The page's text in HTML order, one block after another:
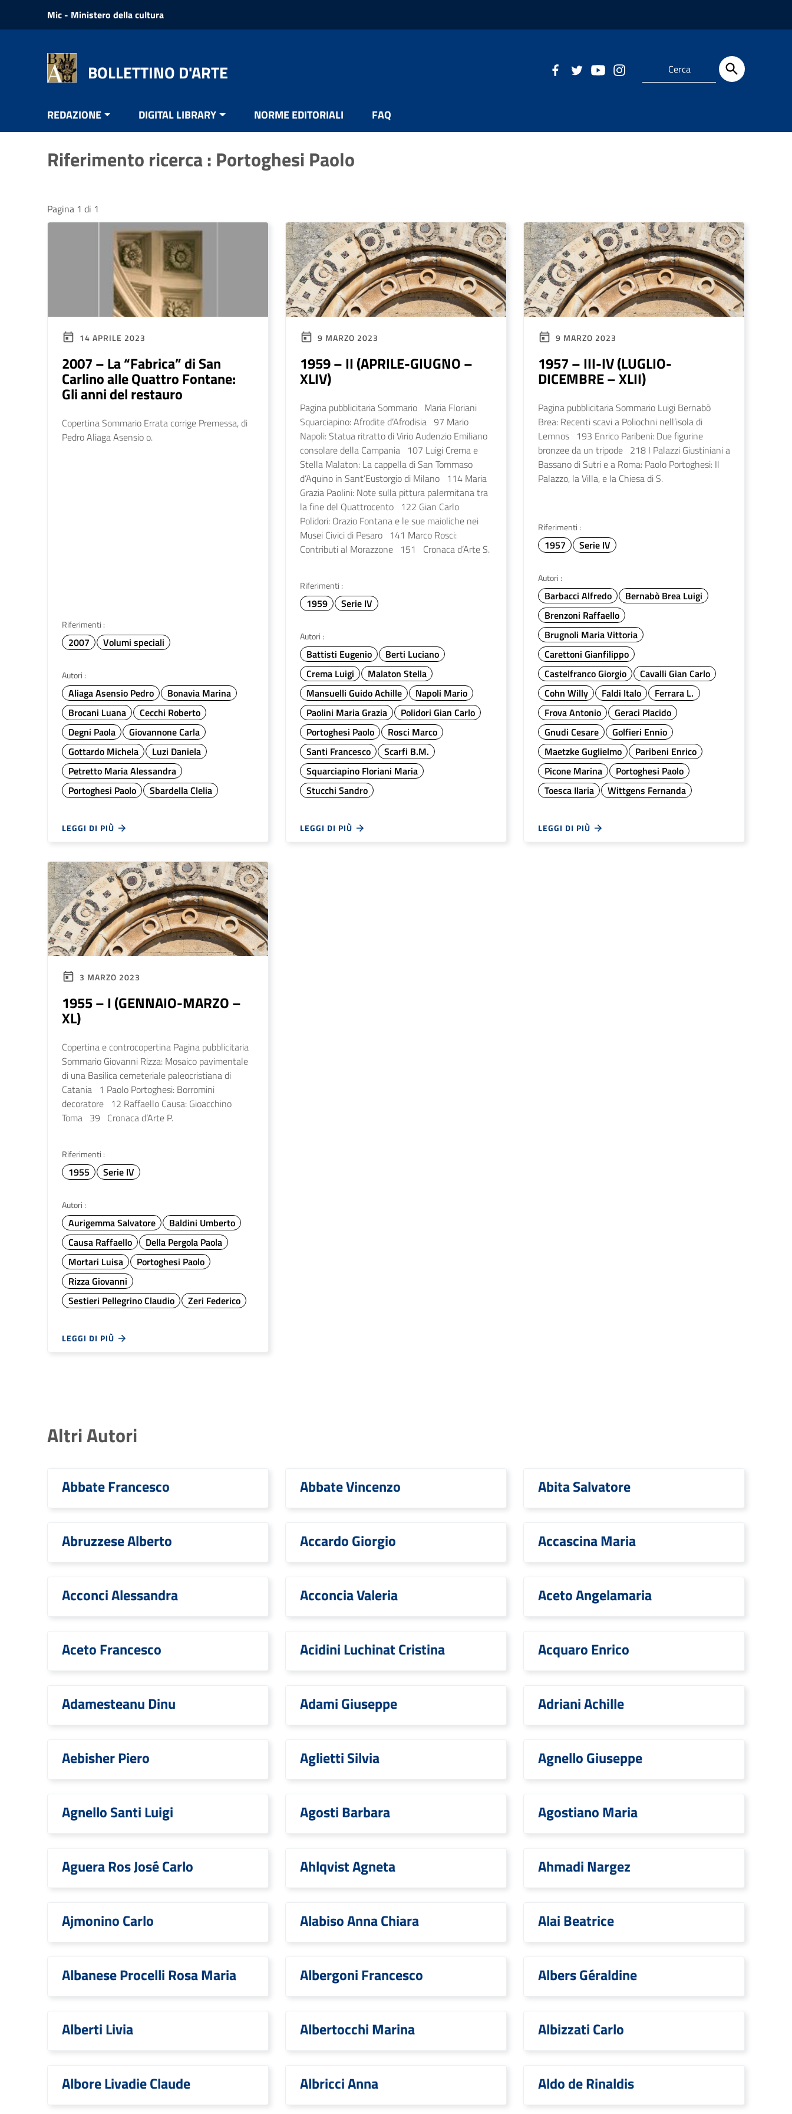
Vai ai contenuti
Vai al menu di navigazione
Mic - Ministero della cultura
BOLLETTINO D'ARTE
REDAZIONE DIGITAL LIBRARY NORME EDITORIALI FAQ
Riferimento ricerca : Portoghesi Paolo
Pagina 1 di 1
14 APRILE 2023
2007 – La “Fabrica” di San
Carlino alle Quattro Fontane:
Gli anni del restauro
Copertina Sommario Errata corrige Premessa, di
Pedro Aliaga Asensio o.
Riferimenti :
2007 Volumi speciali
Autori :
Aliaga Asensio Pedro
Bonavia Marina
Brocani Luana
Cecchi Roberto
Degni Paola
Giovannone Carla
Gottardo Michela
Luzi Daniela
Petretto Maria Alessandra
Portoghesi Paolo
Sbardella Clelia
LEGGI DI PIÙ
9 MARZO 2023
1959 – II (APRILE-GIUGNO –
XLIV)
Pagina pubblicitaria Sommario Maria Floriani
Squarciapino: Afrodite d’Afrodisia 97 Mario
Napoli: Statua ritratto di Virio Audenzio Emiliano
consolare della Campania 107 Luigi Crema e
Stella Malaton: La cappella di San Tommaso
d’Aquino in Sant’Eustorgio di Milano 114 Maria
Grazia Paolini: Note sulla pittura palermitana tra
la fine del Quattrocento 122 Gian Carlo
Polidori: Orazio Fontana e le sue maioliche nei
Musei Civici di Pesaro 141 Marco Rosci:
Contributi al Morazzone 151 Cronaca d’Arte S.
Riferimenti :
1959 Serie IV
Autori :
Battisti Eugenio
Berti Luciano
Crema Luigi
Malaton Stella
Mansuelli Guido Achille
Napoli Mario
Paolini Maria Grazia
Polidori Gian Carlo
Portoghesi Paolo
Rosci Marco
Santi Francesco
Scarfi B.M.
Squarciapino Floriani Maria
Stucchi Sandro
LEGGI DI PIÙ
9 MARZO 2023
1957 – III-IV (LUGLIO-
DICEMBRE – XLII)
Pagina pubblicitaria Sommario Luigi Bernabò
Brea: Recenti scavi a Poliochni nell’isola di
Lemnos 193 Enrico Paribeni: Due figurine
bronzee da un tripode 218 I Palazzi Giustiniani a
Bassano di Sutri e a Roma: Paolo Portoghesi: Il
Palazzo, la Villa, e la Chiesa di S.
Riferimenti :
1957 Serie IV
Autori :
Barbacci Alfredo
Bernabò Brea Luigi
Brenzoni Raffaello
Brugnoli Maria Vittoria
Carettoni Gianfilippo
Castelfranco Giorgio
Cavalli Gian Carlo
Cohn Willy
Faldi Italo
Ferrara L.
Frova Antonio
Geraci Placido
Gnudi Cesare
Golfieri Ennio
Maetzke Guglielmo
Paribeni Enrico
Picone Marina
Portoghesi Paolo
Toesca Ilaria
Wittgens Fernanda
LEGGI DI PIÙ
3 MARZO 2023
1955 – I (GENNAIO-MARZO –
XL)
Copertina e controcopertina Pagina pubblicitaria
Sommario Giovanni Rizza: Mosaico pavimentale
di una Basilica cemeteriale paleocristiana di
Catania 1 Paolo Portoghesi: Borromini
decoratore 12 Raffaello Causa: Gioacchino
Toma 39 Cronaca d’Arte P.
Riferimenti :
1955 Serie IV
Autori :
Aurigemma Salvatore
Baldini Umberto
Causa Raffaello
Della Pergola Paola
Mortari Luisa
Portoghesi Paolo
Rizza Giovanni
Sestieri Pellegrino Claudio
Zeri Federico
LEGGI DI PIÙ
Altri Autori
Abbate Francesco Abbate Vincenzo Abita Salvatore
Abruzzese Alberto Accardo Giorgio Accascina Maria
Acconci Alessandra Acconcia Valeria Aceto Angelamaria
Aceto Francesco Acidini Luchinat Cristina Acquaro Enrico
Adamesteanu Dinu Adami Giuseppe Adriani Achille
Aebisher Piero Aglietti Silvia Agnello Giuseppe
Agnello Santi Luigi Agosti Barbara Agostiano Maria
Aguera Ros José Carlo Ahlqvist Agneta Ahmadi Nargez
Ajmonino Carlo Alabiso Anna Chiara Alai Beatrice
Albanese Procelli Rosa Maria Albergoni Francesco Albers Géraldine
Alberti Livia Albertocchi Marina Albizzati Carlo
Albore Livadie Claude Albricci Anna Aldo de Rinaldis